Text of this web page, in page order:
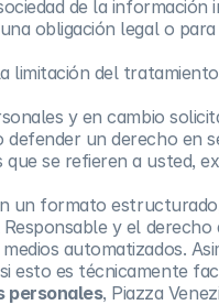
de la información
obligación legal o
limitación del
y en cambio
un derecho en
se refieren a usted,
un formato
y el
automatizados.
esto es técnicamente
personales, Piazza